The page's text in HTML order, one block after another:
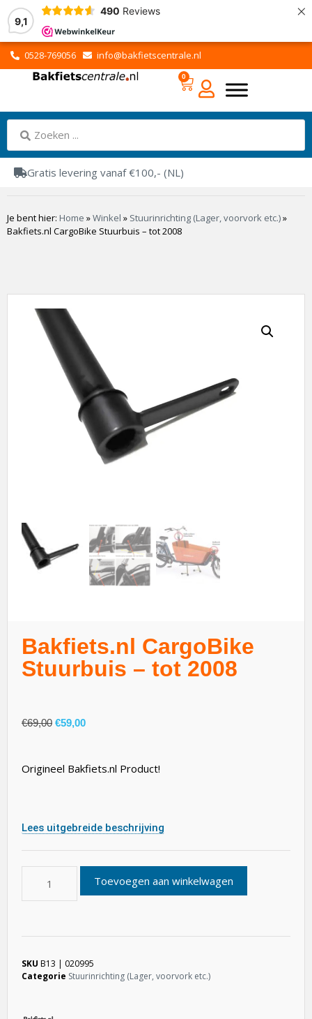
9,1
490 Reviews ×
0528-769056 info@bakfietscentrale.nl
0
Gratis levering vanaf €100,- (NL)
Je bent hier: Home »Winkel » Stuurinrichting (Lager, voorvork etc.)»
Bakfiets.nl CargoBike Stuurbuis – tot 2008
Bakfiets.nl CargoBike
Stuurbuis – tot 2008
€69,00 €59,00
Origineel Bakfiets.nl Product!
Lees uitgebreide beschrijving
Toevoegen aan winkelwagen
SKU B13 | 020995
Categorie Stuurinrichting (Lager, voorvork etc.)